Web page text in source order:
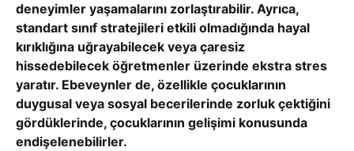
deneyimler yaşamalarını zorlaştırabilir. Ayrıca,
standart sınıf stratejileri etkili olmadığında hayal
kırıklığına uğrayabilecek veya çaresiz
hissedebilecek öğretmenler üzerinde ekstra stres
yaratır. Ebeveynler de, özellikle çocuklarının
duygusal veya sosyal becerilerinde zorluk çektiğini
gördüklerinde, çocuklarının gelişimi konusunda
endişelenebilirler.